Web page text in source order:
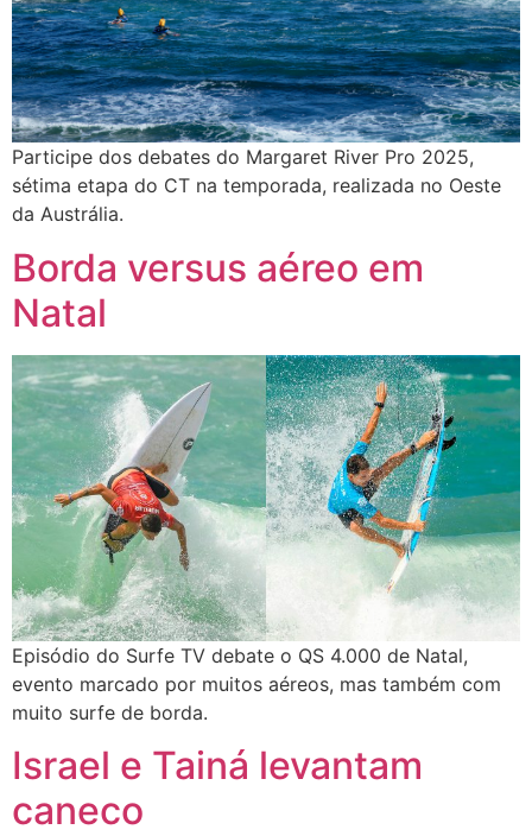
Participe dos debates do Margaret River Pro 2025,
sétima etapa do CT na temporada, realizada no Oeste
da Austrália.
Borda versus aéreo em
Natal
Episódio do Surfe TV debate o QS 4.000 de Natal,
evento marcado por muitos aéreos, mas também com
muito surfe de borda.
Israel e Tainá levantam
caneco